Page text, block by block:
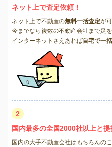
ネット上で査定依頼！
ネット上で不動産の無料一括査定が可
今までなら複数の不動産会社まで足
インターネットさえあれば自宅で一
2
国内最多の全国2000社以上と提
国内の大手不動産会社はもちろんの